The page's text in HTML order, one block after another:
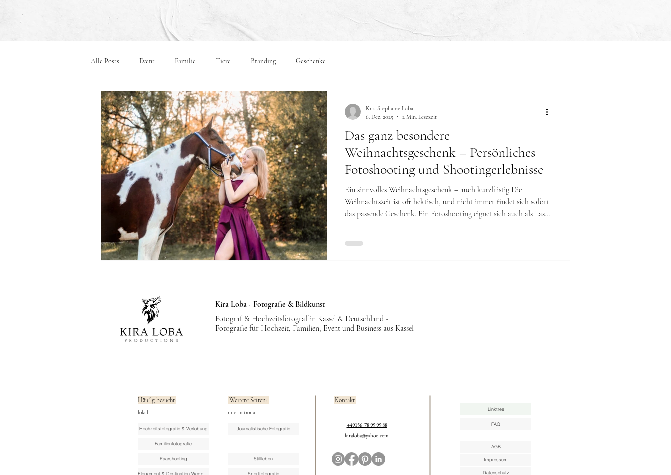
Alle Posts Event Familie Tiere Branding Geschenke
Das ganz besondere
Weihnachtsgeschenk – Persönliches
Fotoshooting und Shootingerlebnisse
Ein sinnvolles Weihnachtsgeschenk – auch kurzfristig Die
Weihnachtszeit ist oft hektisch, und nicht immer findet sich sofort
das passende Geschenk. Ein Fotoshooting eignet sich auch als Last-
Kira Stephanie Loba
6. Dez. 2025
2 Min. Lesezeit
Kira Loba - Fotografie & Bildkunst
Fotograf & Hochzeitsfotograf in Kassel & Deutschland -
Fotografie für Hochzeit, Familien, Event und Business aus Kassel
Häufig besucht:
lokal
Hochzeitsfotografie & Verlobung
Familienfotografie
Paarshooting
Weitere Seiten:
international
Journalistische Fotografie
Stillleben
Sportfotografie
Kontakt
+49156 78 99 99 88
kiraloba@yahoo.com
Linktree
FAQ
Impressum
Datenschutz
AGB